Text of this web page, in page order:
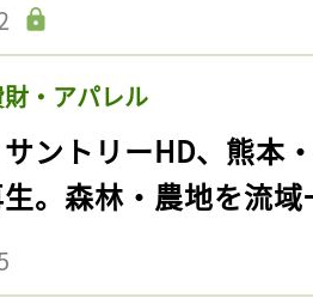
・アパレル
サントリーHD、熊本
。森林・農地を流